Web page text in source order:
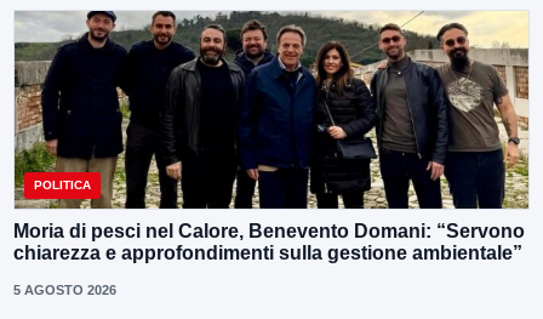
POLITICA
Moria di pesci nel Calore, Benevento Domani: “Servono
chiarezza e approfondimenti sulla gestione ambientale”
5 AGOSTO 2026